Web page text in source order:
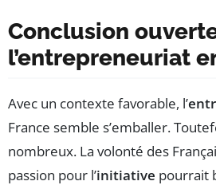
Conclusion
l’entrepreneuriat
Avec un contexte favorable, l’
France semble s’emballer.
nombreux. La volonté des
passion pour l’initiative pourrait